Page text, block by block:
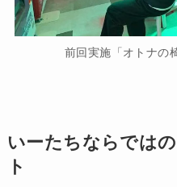
前回実施「オトナの
いーたちならでは
ト